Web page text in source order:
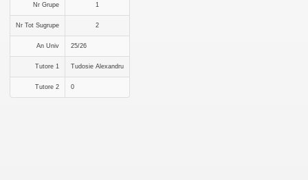
Nr Grupe 1
Nr Tot Sugrupe 2
An Univ 25/26
Tutore 1 Tudosie Alexandru
Tutore 2 0